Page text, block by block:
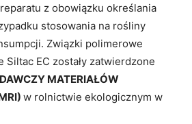
z obowiązku określania
stosowania na rośliny
Związki polimerowe
Siltac EC zostały zatwierdzone
MATERIAŁÓW
w rolnictwie ekologicznym w